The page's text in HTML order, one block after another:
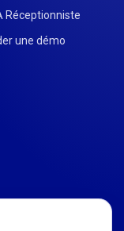
Réceptionniste
une démo